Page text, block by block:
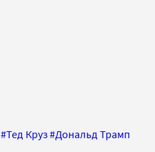
#Тед Круз#Дональд Трамп